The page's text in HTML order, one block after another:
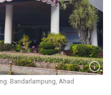
Bandarlampung, Ahad